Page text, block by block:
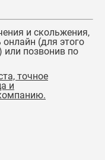
и скольжения,
(для этого
или позвонив по
точное
и